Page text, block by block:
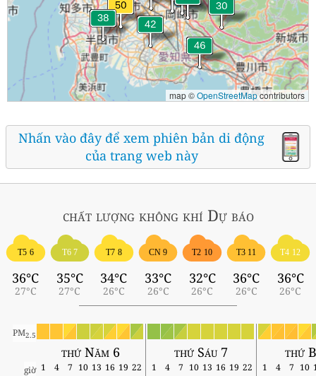
map ©OpenStreetMapcontributors
Nhấn vào đây để xem phiên bản di động
của trang web này
chất lượng không khí Dự báo
T5 6
36°C
27°C
T6 7
35°C
27°C
T7 8
34°C
26°C
CN 9
33°C
26°C
T2 10
32°C
26°C
T3 11
36°C
26°C
T4 12
36°C
26°C
PM2.5
thứ Năm 6 thứ Sáu 7 thứ
giờ 1 4 7 10 13 16 19 22 1 4 7 10 13 16 19 22 1 4 7 10